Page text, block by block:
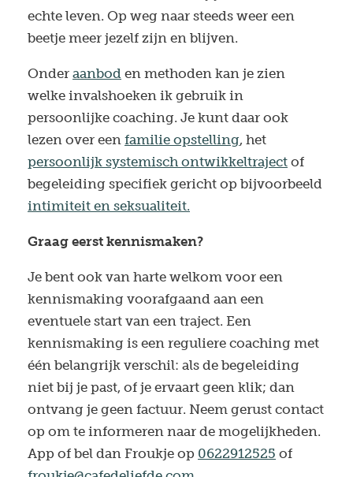
echte leven. Op weg naar steeds weer een
beetje meer jezelf zijn en blijven.
Onder aanbod en methoden kan je zien
welke invalshoeken ik gebruik in
persoonlijke coaching. Je kunt daar ook
lezen over een familie opstelling, het
persoonlijk systemisch ontwikkeltraject of
begeleiding specifiek gericht op bijvoorbeeld
intimiteit en seksualiteit.
Graag eerst kennismaken?
Je bent ook van harte welkom voor een
kennismaking voorafgaand aan een
eventuele start van een traject. Een
kennismaking is een reguliere coaching met
één belangrijk verschil: als de begeleiding
niet bij je past, of je ervaart geen klik; dan
ontvang je geen factuur. Neem gerust contact
op om te informeren naar de mogelijkheden.
App of bel dan Froukje op 0622912525 of